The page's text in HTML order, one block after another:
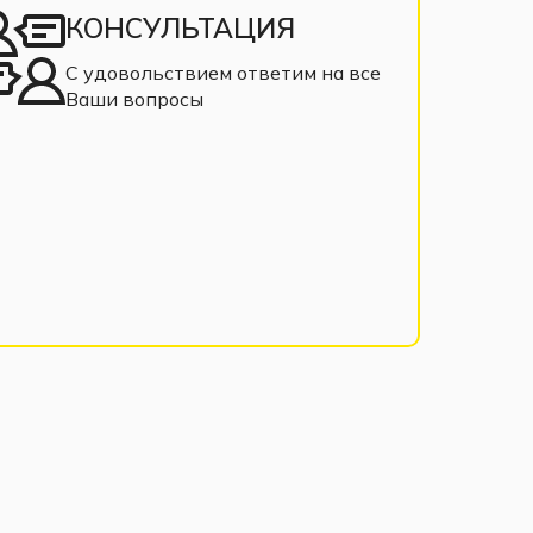
КОНСУЛЬТАЦИЯ
С удовольствием ответим на все
Ваши вопросы